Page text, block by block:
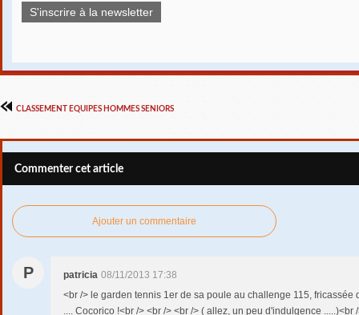
S'inscrire à la newsletter
CLASSEMENT EQUIPES HOMMES SENIORS
Commenter cet article
Ajouter un commentaire
P patricia 08/11/2013 17:38
<br /> le garden tennis 1er de sa poule au challenge 115, fricassée
.... Cocorico !<br /> <br /> <br /> ( allez, un peu d'indulgence .....)<br